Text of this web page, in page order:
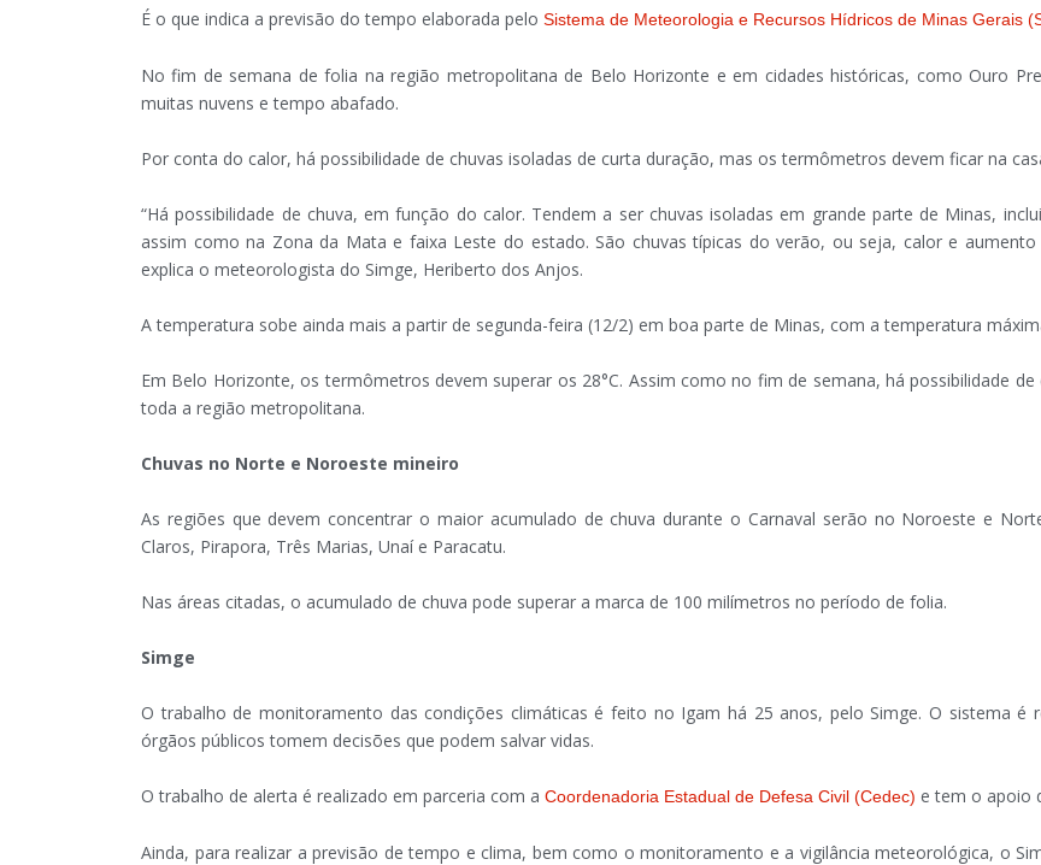
É o que indica a previsão do tempo elaborada pelo Sistema de Meteorologia e Recursos Hídricos de Minas Gerais
No fim de semana de folia na região metropolitana de Belo Horizonte e em cidades históricas, como Ouro
muitas nuvens e tempo abafado.
Por conta do calor, há possibilidade de chuvas isoladas de curta duração, mas os termômetros devem ficar na
“Há possibilidade de chuva, em função do calor. Tendem a ser chuvas isoladas em grande parte de Minas,
assim como na Zona da Mata e faixa Leste do estado. São chuvas típicas do verão, ou seja, calor e
explica o meteorologista do Simge, Heriberto dos Anjos.
A temperatura sobe ainda mais a partir de segunda-feira (12/2) em boa parte de Minas, com a temperatura
Em Belo Horizonte, os termômetros devem superar os 28°C. Assim como no fim de semana, há possibilidade
toda a região metropolitana.
Chuvas no Norte e Noroeste mineiro
As regiões que devem concentrar o maior acumulado de chuva durante o Carnaval serão no Noroeste e
Claros, Pirapora, Três Marias, Unaí e Paracatu.
Nas áreas citadas, o acumulado de chuva pode superar a marca de 100 milímetros no período de folia.
Simge
O trabalho de monitoramento das condições climáticas é feito no Igam há 25 anos, pelo Simge. O sistema é
órgãos públicos tomem decisões que podem salvar vidas.
O trabalho de alerta é realizado em parceria com a Coordenadoria Estadual de Defesa Civil (Cedec) e tem o apoio
Ainda, para realizar a previsão de tempo e clima, bem como o monitoramento e a vigilância meteorológica, o